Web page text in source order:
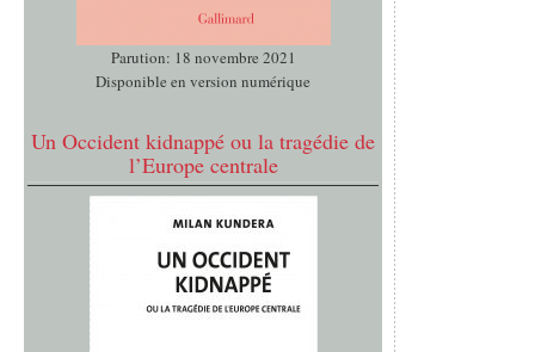
Parution: 18 novembre 2021
Disponible en version numérique
Un Occident kidnappé ou la tragédie de
l’Europe centrale